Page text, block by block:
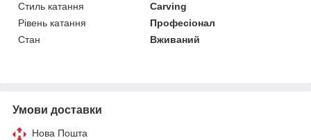
Стиль катання
Carving
Рівень катання
Професіонал
Стан
Вживаний
Умови доставки
Нова Пошта